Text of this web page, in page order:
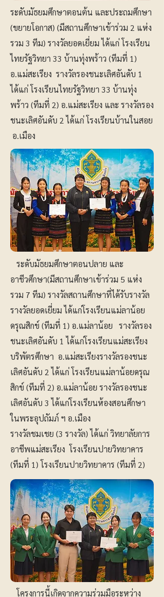
ระดับมัธยมศึกษาตอนต้น และประถมศึกษา
(ขยายโอกาส) (มีสถานศึกษาเข้าร่วม 2 แห่ง
รวม 3 ทีม) รางวัลยอดเยี่ยม ได้แก่ โรงเรียน
ไทยรัฐวิทยา 33 บ้านทุ่งพร้าว (ทีมที่ 1)
อ.แม่สะเรียง รางวัลรองชนะเลิศอันดับ 1
ได้แก่ โรงเรียนไทยรัฐวิทยา 33 บ้านทุ่ง
พร้าว (ทีมที่ 2) อ.แม่สะเรียง และ รางวัลรอง
ชนะเลิศอันดับ 2 ได้แก่ โรงเรียนบ้านในสอย
อ.เมือง
ระดับมัธยมศึกษาตอนปลาย และ
อาชีวศึกษา(มีสถานศึกษาเข้าร่วม 5 แห่ง
รวม 7 ทีม) รางวัลสถานศึกษาที่ได้รับรางวัล
รางวัลยอดเยี่ยม ได้แก่โรงเรียนแม่ลาน้อย
ดรุณสิกข์ (ทีมที่ 1) อ.แม่ลาน้อย รางวัลรอง
ชนะเลิศอันดับ 1 ได้แก่โรงเรียนแม่สะเรียง
บริพัตรศึกษา อ.แม่สะเรียงรางวัลรองชนะ
เลิศอันดับ 2 ได้แก่ โรงเรียนแม่ลาน้อยดรุณ
สิกข์ (ทีมที่ 2) อ.แม่ลาน้อย รางวัลรองชนะ
เลิศอันดับ 3 ได้แก่โรงเรียนห้องสอนศึกษา
ในพระอุปถัมภ์ ฯ อ.เมือง
รางวัลชมเชย (3 รางวัล) ได้แก่ วิทยาลัยการ
อาชีพแม่สะเรียง โรงเรียนปายวิทยาคาร
(ทีมที่ 1) โรงเรียนปายวิทยาคาร (ทีมที่ 2)
โครงการนี้เกิดจากความร่วมมือระหว่าง